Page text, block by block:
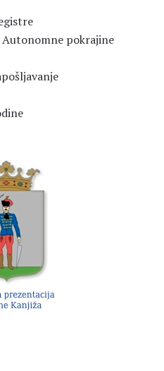
Autonomne pokrajine